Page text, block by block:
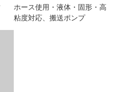
ホース使用・液体・固形・高
粘度対応、搬送ポンプ